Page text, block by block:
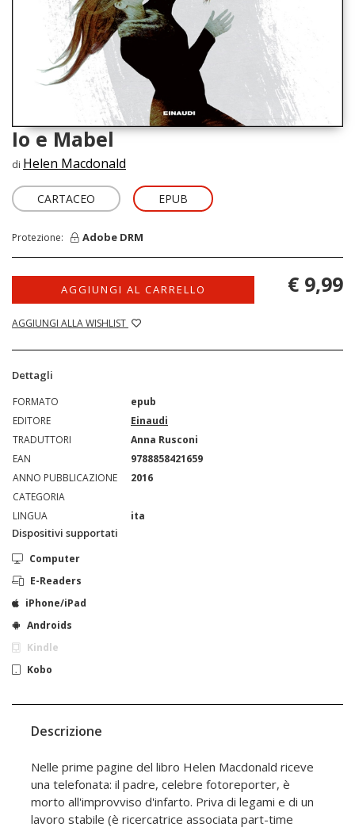
Io e Mabel
di Helen Macdonald
CARTACEO EPUB
Protezione: Adobe DRM
AGGIUNGI AL CARRELLO
AGGIUNGI ALLA WISHLIST
€ 9,99
Dettagli
FORMATO
epub
EDITORE
Einaudi
TRADUTTORI
Anna Rusconi
EAN
9788858421659
ANNO PUBBLICAZIONE
2016
CATEGORIA
LINGUA
ita
Dispositivi supportati
Computer
E-Readers
iPhone/iPad
Androids
Kindle
Kobo
Descrizione
Nelle prime pagine del libro Helen Macdonald riceve
una telefonata: il padre, celebre fotoreporter, è
morto all'improvviso d'infarto. Priva di legami e di un
lavoro stabile (è ricercatrice associata part-time